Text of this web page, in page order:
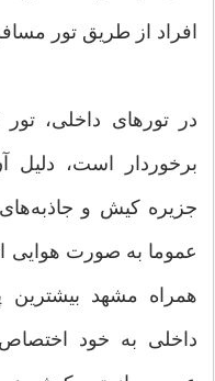
افراد از طریق تور
در تورهای داخلی،
برخوردار است، دلیل
جزیره کیش و
عموما به صورت هوایی
همراه مشهد بیشترین
داخلی به خود